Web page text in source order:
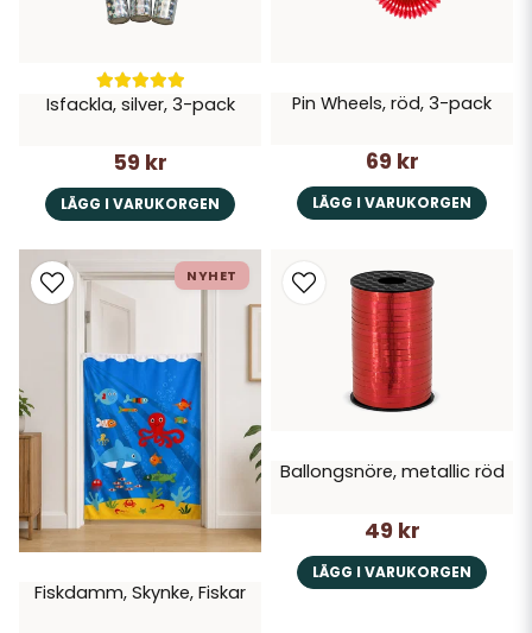
Isfackla, silver, 3-pack
59 kr
LÄGG I VARUKORGEN
Pin Wheels, röd, 3-pack
69 kr
LÄGG I VARUKORGEN
Fiskdamm, Skynke, Fiskar
NYHET
Ballongsnöre, metallic röd
49 kr
LÄGG I VARUKORGEN